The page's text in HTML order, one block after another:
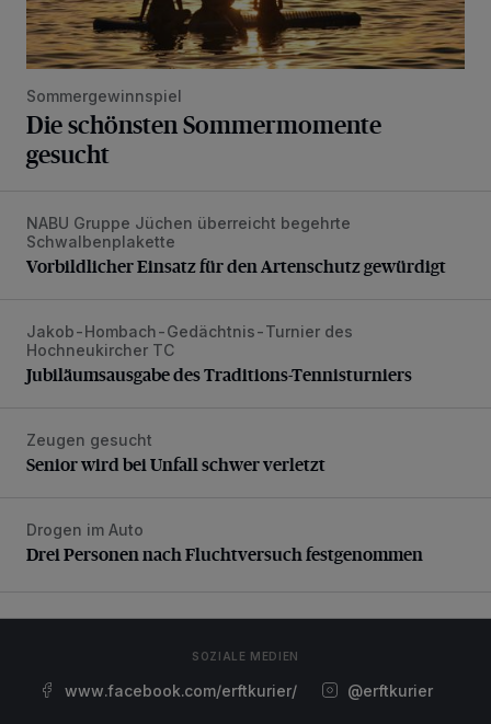
Sommergewinnspiel
Die schönsten Sommermomente
gesucht
Vorbildlicher Einsatz für den Artenschutz gewürdigt
NABU Gruppe Jüchen überreicht begehrte
Schwalbenplakette
Vorbildlicher Einsatz für den Artenschutz gewürdigt
Jubiläumsausgabe des Traditions-Tennisturniers
Jakob-Hombach-Gedächtnis-Turnier des
Hochneukircher TC
Jubiläumsausgabe des Traditions-Tennisturniers
Senior wird bei Unfall schwer verletzt
Zeugen gesucht
Senior wird bei Unfall schwer verletzt
Drei Personen nach Fluchtversuch festgenommen
Drogen im Auto
Drei Personen nach Fluchtversuch festgenommen
SOZIALE MEDIEN
www.facebook.com/erftkurier/ @erftkurier